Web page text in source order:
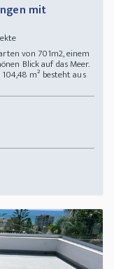
mit
von 701m2, einem
Blick auf das Meer.
m² besteht aus